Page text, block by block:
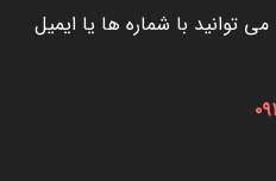
با شماره ها یا ایمیل